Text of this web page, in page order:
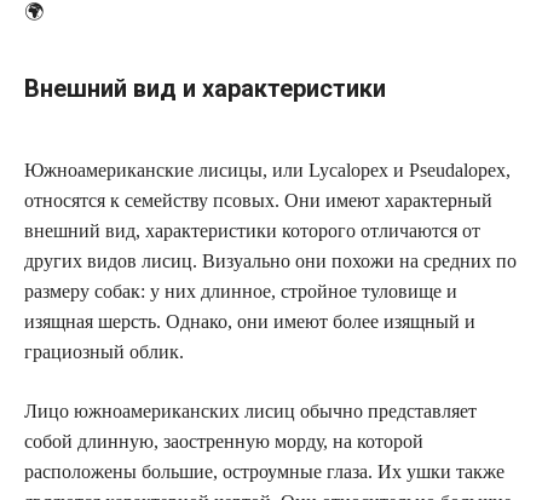
🌍
Внешний вид и характеристики
Южноамериканские лисицы, или Lycalopex и Pseudalopex,
относятся к семейству псовых. Они имеют характерный
внешний вид, характеристики которого отличаются от
других видов лисиц. Визуально они похожи на средних по
размеру собак: у них длинное, стройное туловище и
изящная шерсть. Однако, они имеют более изящный и
грациозный облик.
Лицо южноамериканских лисиц обычно представляет
собой длинную, заостренную морду, на которой
расположены большие, остроумные глаза. Их ушки также